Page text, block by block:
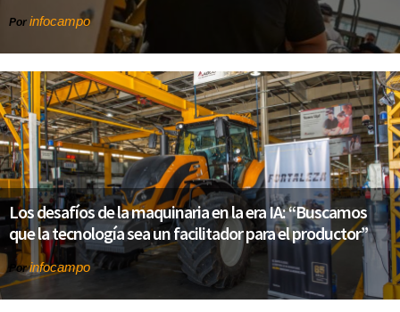
Por infocampo
Los desafíos de la maquinaria en la era IA: “Buscamos
que la tecnología sea un facilitador para el productor”
Porinfocampo